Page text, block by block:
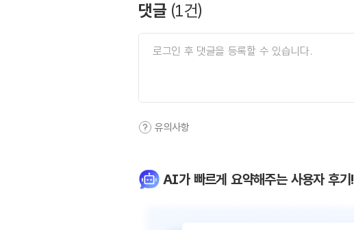
댓글 (1건)
유의사항
AI가 빠르게 요약해주는 사용자 후기!